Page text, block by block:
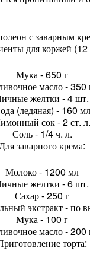
для коржей
Мука - 650 г
масло - 350
желтки - 4 шт.
(ледяная) - 160 мл
сок - 2 ст. л.
Соль - 1/4 ч. л.
заварного крема:
Молоко - 1200 мл
желтки - 6 шт.
Сахар - 250 г
экстракт - по
Мука - 100 г
масло - 200
торта: